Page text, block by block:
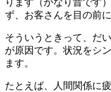
ります（かなり昔です
ず、お客さんを目の前
そういうときって、だ
が原因です。状況をシ
ます。
たとえば、人間関係に